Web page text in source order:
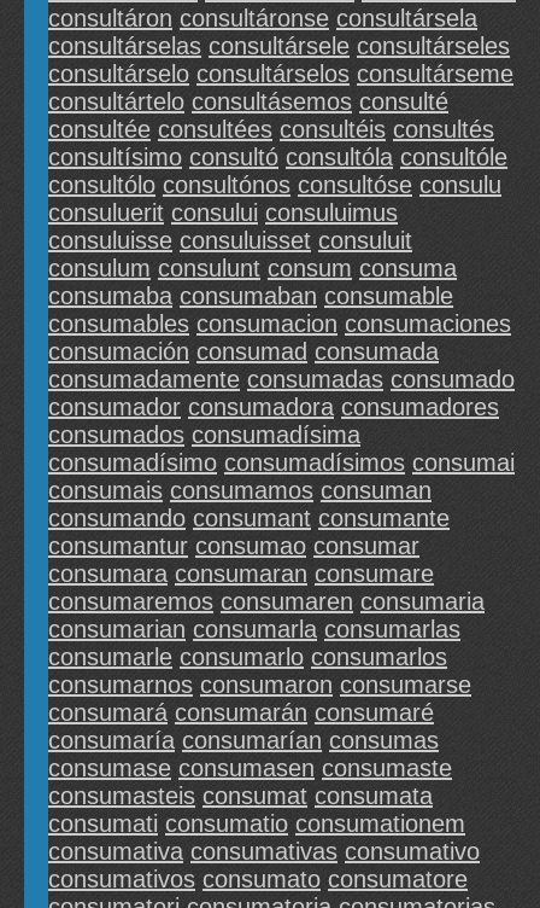
consultáron consultáronse consultársela
consultárselas consultársele consultárseles
consultárselo consultárselos consultárseme
consultártelo consultásemos consulté
consultée consultées consultéis consultés
consultísimo consultó consultóla consultóle
consultólo consultónos consultóse consulu
consuluerit consului consuluimus
consuluisse consuluisset consuluit
consulum consulunt consum consuma
consumaba consumaban consumable
consumables consumacion consumaciones
consumación consumad consumada
consumadamente consumadas consumado
consumador consumadora consumadores
consumados consumadísima
consumadísimo consumadísimos consumai
consumais consumamos consuman
consumando consumant consumante
consumantur consumao consumar
consumara consumaran consumare
consumaremos consumaren consumaria
consumarian consumarla consumarlas
consumarle consumarlo consumarlos
consumarnos consumaron consumarse
consumará consumarán consumaré
consumaría consumarían consumas
consumase consumasen consumaste
consumasteis consumat consumata
consumati consumatio consumationem
consumativa consumativas consumativo
consumativos consumato consumatore